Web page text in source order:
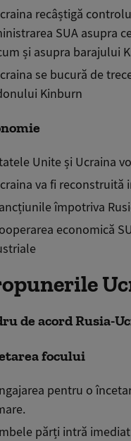
recâștigă
SUA asupra
și asupra barajului
se bucură de
Kinburn
Unite și Ucraina
va fi reconstruită
împotriva
economică
de acord Rusia-
focului
rea pentru o
părți intră